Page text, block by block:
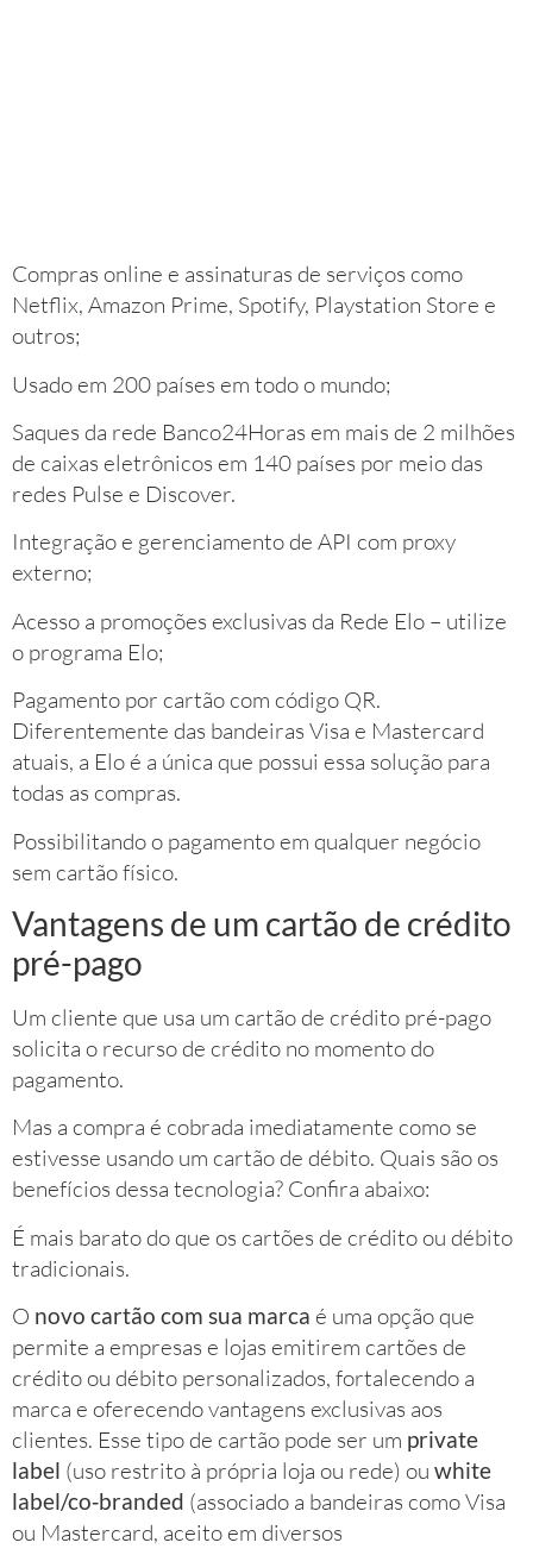
Compras online e assinaturas de serviços como
Netflix, Amazon Prime, Spotify, Playstation Store e
outros;
Usado em 200 países em todo o mundo;
Saques da rede Banco24Horas em mais de 2 milhões
de caixas eletrônicos em 140 países por meio das
redes Pulse e Discover.
Integração e gerenciamento de API com proxy
externo;
Acesso a promoções exclusivas da Rede Elo – utilize
o programa Elo;
Pagamento por cartão com código QR.
Diferentemente das bandeiras Visa e Mastercard
atuais, a Elo é a única que possui essa solução para
todas as compras.
Possibilitando o pagamento em qualquer negócio
sem cartão físico.
Vantagens de um cartão de crédito
pré-pago
Um cliente que usa um cartão de crédito pré-pago
solicita o recurso de crédito no momento do
pagamento.
Mas a compra é cobrada imediatamente como se
estivesse usando um cartão de débito. Quais são os
benefícios dessa tecnologia? Confira abaixo:
É mais barato do que os cartões de crédito ou débito
tradicionais.
O novo cartão com sua marca é uma opção que
permite a empresas e lojas emitirem cartões de
crédito ou débito personalizados, fortalecendo a
marca e oferecendo vantagens exclusivas aos
clientes. Esse tipo de cartão pode ser um private
label (uso restrito à própria loja ou rede) ou white
label/co‑branded (associado a bandeiras como Visa
ou Mastercard, aceito em diversos